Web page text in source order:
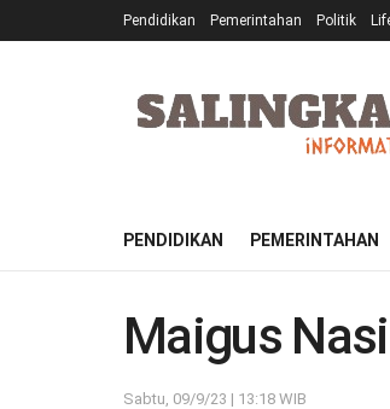
Pendidikan Pemerintahan Politik
PENDIDIKAN PEMERINTAHAN
Maigus
Sabtu, 09/9/23 | 13:18 WIB